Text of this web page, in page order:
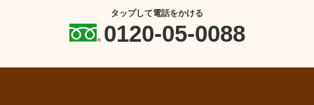
タップして電話をかける
0120-05-0088